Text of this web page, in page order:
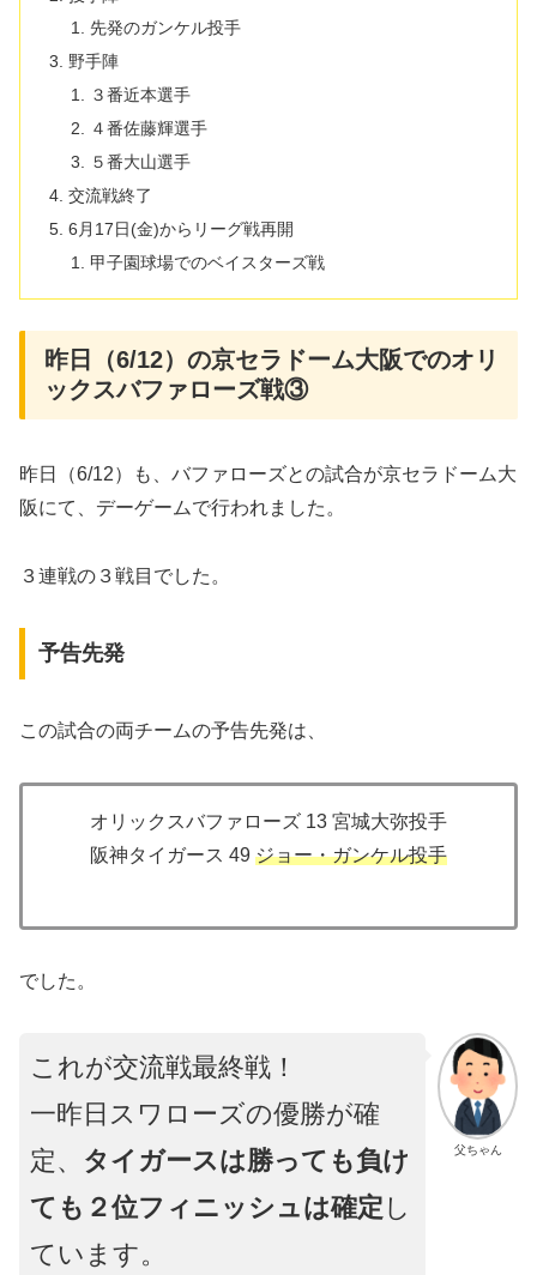
先発のガンケル投手
野手陣
３番近本選手
４番佐藤輝選手
５番大山選手
交流戦終了
6月17日(金)からリーグ戦再開
甲子園球場でのベイスターズ戦
昨日（6/12）の京セラドーム大阪でのオリ
ックスバファローズ戦③
昨日（6/12）も、バファローズとの試合が京セラドーム大
阪にて、デーゲームで行われました。
３連戦の３戦目でした。
予告先発
この試合の両チームの予告先発は、
オリックスバファローズ 13 宮城大弥投手
阪神タイガース 49 ジョー・ガンケル投手
でした。
父ちゃん
これが交流戦最終戦！
一昨日スワローズの優勝が確
定、 タイガースは勝っても負け
ても２位フィニッシュは確定 し
ています。